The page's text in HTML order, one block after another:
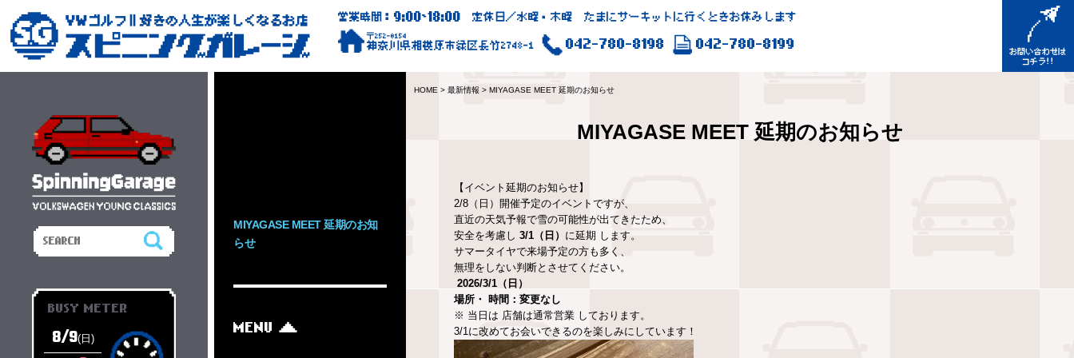
営業時間：9:00~18:00 定休日／水曜・木曜 たまにサーキットに行くときお休みします
〒252-0154
神奈川県相模原市緑区長竹2748-1 042-780-8198 042-780-8199
MIYAGASE MEET 延期のお知
らせ
MENU
HOME > 最新情報 > MIYAGASE MEET 延期のお知らせ
MIYAGASE MEET 延期のお知らせ
【イベント延期のお知らせ】
2/8（日）開催予定のイベントですが、
直近の天気予報で雪の可能性が出てきたため、
安全を考慮し 3/1（日） に延期 します。
サマータイヤで来場予定の方も多く、
無理をしない判断とさせてください。
2026/3/1（日）
場所・ 時間：変更なし
※ 当日は 店舗は通常営業 しております。
3/1に改めてお会いできるのを楽しみにしています！
BUSY METER
8/9(日)